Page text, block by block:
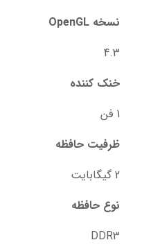
نسخه OpenGL
4.3
خنک‌ کننده
1 فن
ظرفیت حافظه
2 گیگابایت
نوع حافظه
DDR3